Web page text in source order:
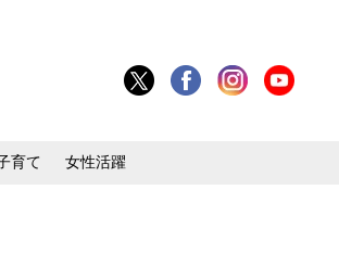
育て 女性活躍